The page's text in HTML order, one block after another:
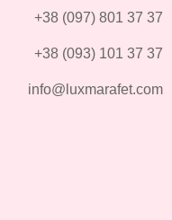
+38 (097) 801 37 37
+38 (093) 101 37 37
info@luxmarafet.com